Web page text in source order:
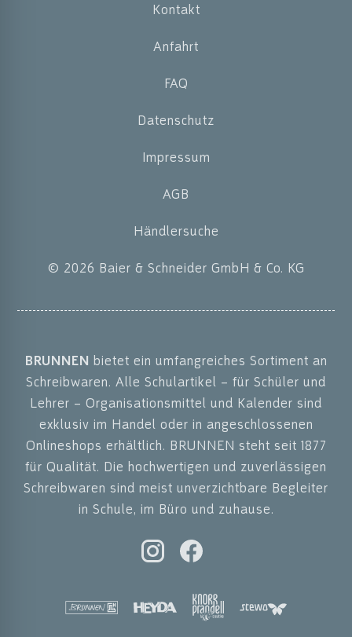
Kontakt
Anfahrt
FAQ
Datenschutz
Impressum
AGB
Händlersuche
© 2026 Baier & Schneider GmbH & Co. KG
BRUNNEN bietet ein umfangreiches Sortiment an
Schreibwaren. Alle Schulartikel – für Schüler und
Lehrer – Organisationsmittel und Kalender sind
exklusiv im Handel oder in angeschlossenen
Onlineshops erhältlich. BRUNNEN steht seit 1877
für Qualität. Die hochwertigen und zuverlässigen
Schreibwaren sind meist unverzichtbare Begleiter
in Schule, im Büro und zuhause.